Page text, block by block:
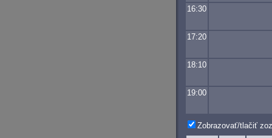
16:30
17:20
18:10
19:00
Zobrazovať/tlačiť